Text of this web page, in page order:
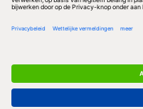
Algemene Voorwaarden & Copyrights